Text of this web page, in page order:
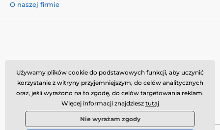
O naszej firmie
Momanio s.r.o., Okružní 361/14, 74718, Píšť, Czechy,
VAT: CZ09604707, info@momanio.pl
Używamy plików cookie do podstawowych funkcji, aby uczynić
korzystanie z witryny przyjemniejszym, do celów analitycznych
oraz, jeśli wyrażono na to zgodę, do celów targetowania reklam.
Więcej informacji znajdziesz tutaj
Nie wyrażam zgody